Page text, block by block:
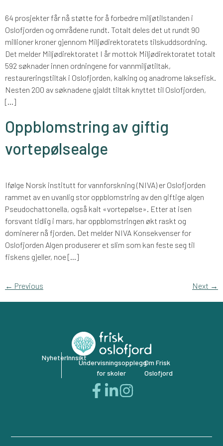
64 prosjekter får nå støtte for å forbedre miljøtilstanden i
Oslofjorden og områdene rundt. Totalt deles det ut rundt 90
millioner kroner gjennom Miljødirektoratets tilskuddsordning.
Det melder Miljødirektoratet I år mottok Miljødirektoratet totalt
592 søknader innen ordningene for vannmiljøtiltak,
restaureringstiltak i Oslofjorden, kalking og anadrome laksefisk.
Nesten 200 av søknadene gjaldt tiltak knyttet til Oslofjorden,
[…]
Oppblomstring av giftig
vortepølsealge
Ifølge Norsk institutt for vannforskning (NIVA) er Oslofjorden
rammet av en uvanlig stor oppblomstring av den giftige algen
Pseudochattonella, også kalt «vortepølse». Etter at isen
forsvant tidlig i mars, har oppblomstringen økt raskt og
dominerer nå fjorden. Det melder NIVA Konsekvenser for
Oslofjorden Algen produserer et slim som kan feste seg til
fiskens gjeller, noe […]
← Previous Next →
NyheterInnsikt
Undervisningsopplegg
for skoler
Om Frisk
Oslofjord